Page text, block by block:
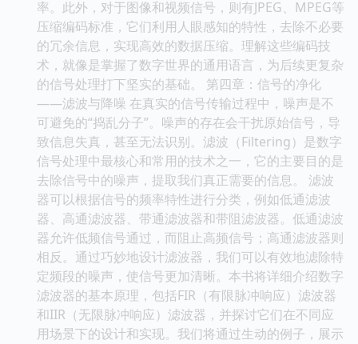
率。此外，对于图像和视频信号，则有JPEG、MPEG等
压缩编码标准，它们利用人眼感知的特性，去除不必要
的冗余信息，实现高效的数据压缩。理解这些编码技
术，就像是掌握了数字世界的通用语言，为后续更复杂
的信号处理打下坚实的基础。 第四章：信号的净化
——滤波与降噪 在真实的信号传输过程中，噪声是不
可避免的“捣乱分子”。噪声的存在会干扰原始信号，导
致信息失真，甚至无法识别。滤波（Filtering）是数字
信号处理中最核心和常用的技术之一，它的主要目的是
去除信号中的噪声，提取我们真正需要的信息。 滤波
器可以根据信号的频率特性进行分类，例如低通滤波
器、高通滤波器、带通滤波器和带阻滤波器。低通滤波
器允许低频信号通过，而阻止高频信号；高通滤波器则
相反。通过巧妙地设计滤波器，我们可以有效地滤除特
定频段的噪声，使信号更加清晰。本书将详细介绍数字
滤波器的基本原理，包括FIR（有限脉冲响应）滤波器
和IIR（无限脉冲响应）滤波器，并探讨它们在不同应
用场景下的设计和实现。我们将通过生动的例子，展示